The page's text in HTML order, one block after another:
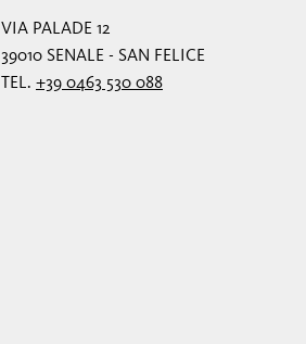
VIA PALADE 12
39010 SENALE - SAN FELICE
TEL. +39 0463 530 088